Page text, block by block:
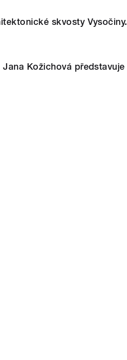
skvosty Vysočiny.
Kožichová představuje